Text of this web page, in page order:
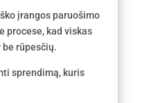
įrangos paruošimo
procese, kad viskas
rūpesčių.
sprendimą, kuris